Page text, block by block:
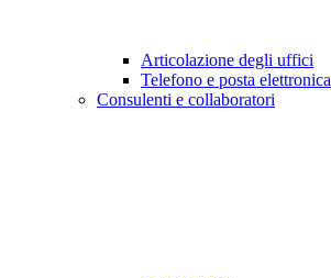
Articolazione degli uffici
Telefono e posta elettronica
Consulenti e collaboratori